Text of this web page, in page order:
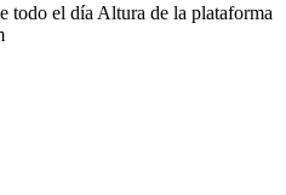
todo el día Altura de la plataforma